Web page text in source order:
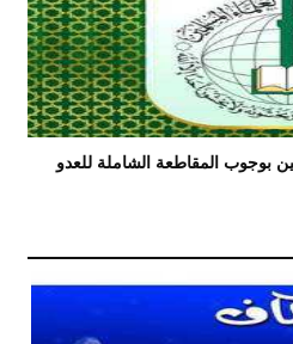
بوجوب المقاطعة الشاملة للعدو